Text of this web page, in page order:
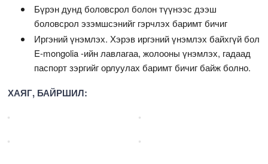
Бүрэн дунд боловсрол болон түүнээс дээш
боловсрол эзэмшсэнийг гэрчлэх баримт бичиг
Иргэний үнэмлэх. Хэрэв иргэний үнэмлэх байхгүй бол
E-mongolia -ийн лавлагаа, жолооны үнэмлэх, гадаад
паспорт зэргийг орлуулах баримт бичиг байж болно.
ХАЯГ, БАЙРШИЛ: